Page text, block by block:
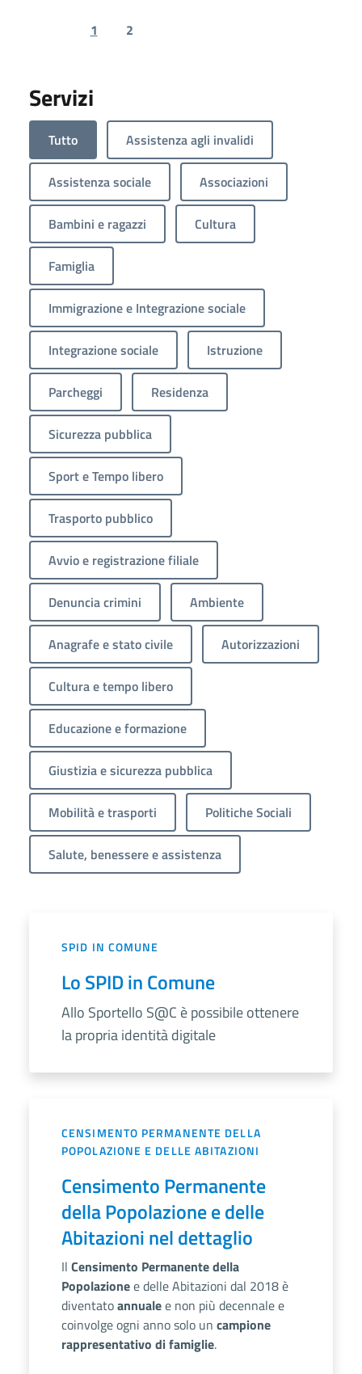
Previous page
1 2
Servizi
Tutto Assistenza agli invalidi
Assistenza sociale Associazioni
Bambini e ragazzi Cultura
Famiglia
Immigrazione e Integrazione sociale
Integrazione sociale Istruzione
Parcheggi Residenza
Sicurezza pubblica
Sport e Tempo libero
Trasporto pubblico
Avvio e registrazione filiale
Denuncia crimini Ambiente
Anagrafe e stato civile Autorizzazioni
Cultura e tempo libero
Educazione e formazione
Giustizia e sicurezza pubblica
Mobilità e trasporti Politiche Sociali
Salute, benessere e assistenza
SPID IN COMUNE
Lo SPID in Comune
Allo Sportello S@C è possibile ottenere
la propria identità digitale
CENSIMENTO PERMANENTE DELLA
POPOLAZIONE E DELLE ABITAZIONI
Censimento Permanente
della Popolazione e delle
Abitazioni nel dettaglio
Il Censimento Permanente della
Popolazionee delle Abitazioni dal 2018 è
diventatoannualee non più decennale e
coinvolge ogni anno solo un campione
rappresentativo di famiglie.